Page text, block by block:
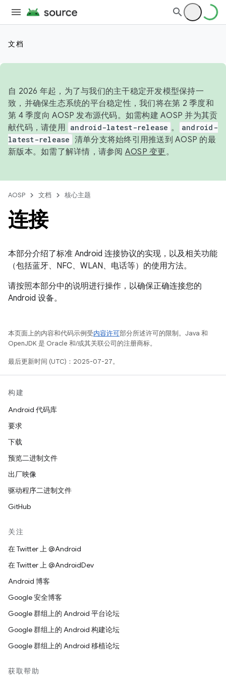
文档
自 2026 年起，为了与我们的主干稳定开发模型保持一
致，并确保生态系统的平台稳定性，我们将在第 2 季度和
第 4 季度向 AOSP 发布源代码。如需构建 AOSP 并为其贡
献代码，请使用 android-latest-release 。
android-
latest-release 清单分支将始终引用推送到 AOSP 的最
新版本。如需了解详情，请参阅 AOSP 变更。
AOSP 文档 核心主题
连接
本部分介绍了标准 Android 连接协议的实现，以及相关功能
（包括蓝牙、NFC、WLAN、电话等）的使用方法。
请按照本部分中的说明进行操作，以确保正确连接您的
Android 设备。
本页面上的内容和代码示例受内容许可部分所述许可的限制。Java 和
OpenJDK 是 Oracle 和/或其关联公司的注册商标。
最后更新时间 (UTC)：2025-07-27。
构建
Android 代码库
要求
下载
预览二进制文件
出厂映像
驱动程序二进制文件
GitHub
关注
在 Twitter 上 @Android
在 Twitter 上 @AndroidDev
Android 博客
Google 安全博客
Google 群组上的 Android 平台论坛
Google 群组上的 Android 构建论坛
Google 群组上的 Android 移植论坛
获取帮助